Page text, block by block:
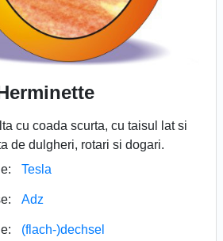
cu coada scurta, cu taisul lat si
de dulgheri, rotari si dogari.
Tesla
Adz
(flach-)dechsel